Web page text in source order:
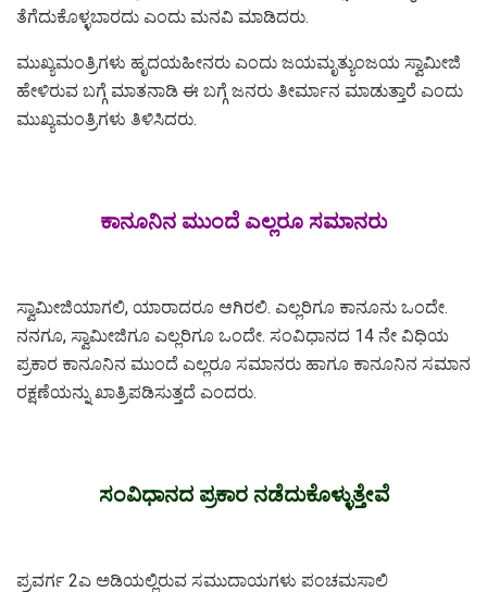
ತೆಗೆದುಕೊಳ್ಳಬಾರದು ಎಂದು ಮನವಿ ಮಾಡಿದರು.
ಮುಖ್ಯಮಂತ್ರಿಗಳು ಹೃದಯಹೀನರು ಎಂದು ಜಯಮೃತ್ಯುಂಜಯ ಸ್ವಾಮೀಜಿ
ಹೇಳಿರುವ ಬಗ್ಗೆ ಮಾತನಾಡಿ ಈ ಬಗ್ಗೆ ಜನರು ತೀರ್ಮಾನ ಮಾಡುತ್ತಾರೆ ಎಂದು
ಮುಖ್ಯಮಂತ್ರಿಗಳು ತಿಳಿಸಿದರು.
ಕಾನೂನಿನ ಮುಂದೆ ಎಲ್ಲರೂ ಸಮಾನರು
ಸ್ವಾಮೀಜಿಯಾಗಲಿ, ಯಾರಾದರೂ ಆಗಿರಲಿ.‌ ಎಲ್ಲರಿಗೂ ಕಾನೂನು ಒಂದೇ.
ನನಗೂ, ಸ್ವಾಮೀಜಿಗೂ ಎಲ್ಲರಿಗೂ ಒಂದೇ. ಸಂವಿಧಾನದ 14 ನೇ ವಿಧಿಯ
ಪ್ರಕಾರ ಕಾನೂನಿನ ಮುಂದೆ ಎಲ್ಲರೂ ಸಮಾನರು ಹಾಗೂ ಕಾನೂನಿನ ಸಮಾನ
ರಕ್ಷಣೆಯನ್ನು ಖಾತ್ರಿಪಡಿಸುತ್ತದೆ ಎಂದರು.
ಸಂವಿಧಾನದ ಪ್ರಕಾರ ನಡೆದುಕೊಳ್ಳುತ್ತೇವೆ
ಪ್ರವರ್ಗ 2ಎ ಅಡಿಯಲ್ಲಿರುವ ಸಮುದಾಯಗಳು ಪಂಚಮಸಾಲಿ